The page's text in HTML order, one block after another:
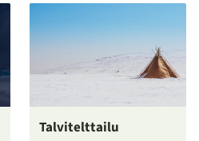
Talvitelttailu